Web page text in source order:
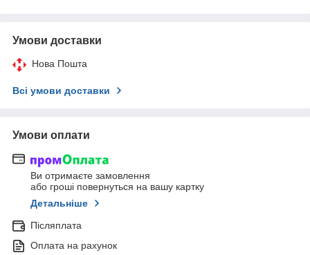
Умови доставки
Нова Пошта
Всі умови доставки
Умови оплати
Ви отримаєте замовлення
або гроші повернуться на вашу картку
Детальніше
Післяплата
Оплата на рахунок